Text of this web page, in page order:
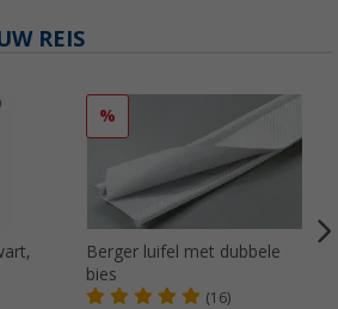
REIS
%
Berger luifel met dubbele
bies
(16)